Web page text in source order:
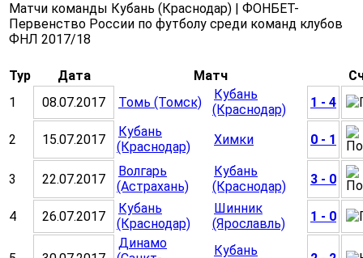
Матчи команды Кубань (Краснодар) | ФОНБЕТ-
Первенство России по футболу среди команд клубов
ФНЛ 2017/18
Тур Дата Матч
1
08.07.2017 Томь (Томск)
Кубань
(Краснодар)
1 - 4
2 15.07.2017
Кубань
(Краснодар)
Химки 0 - 1
3 22.07.2017
Волгарь
(Астрахань)
Кубань
(Краснодар)
3 - 0
4 26.07.2017
Кубань
(Краснодар)
Шинник
(Ярославль)
1 - 0
Динамо
Кубань